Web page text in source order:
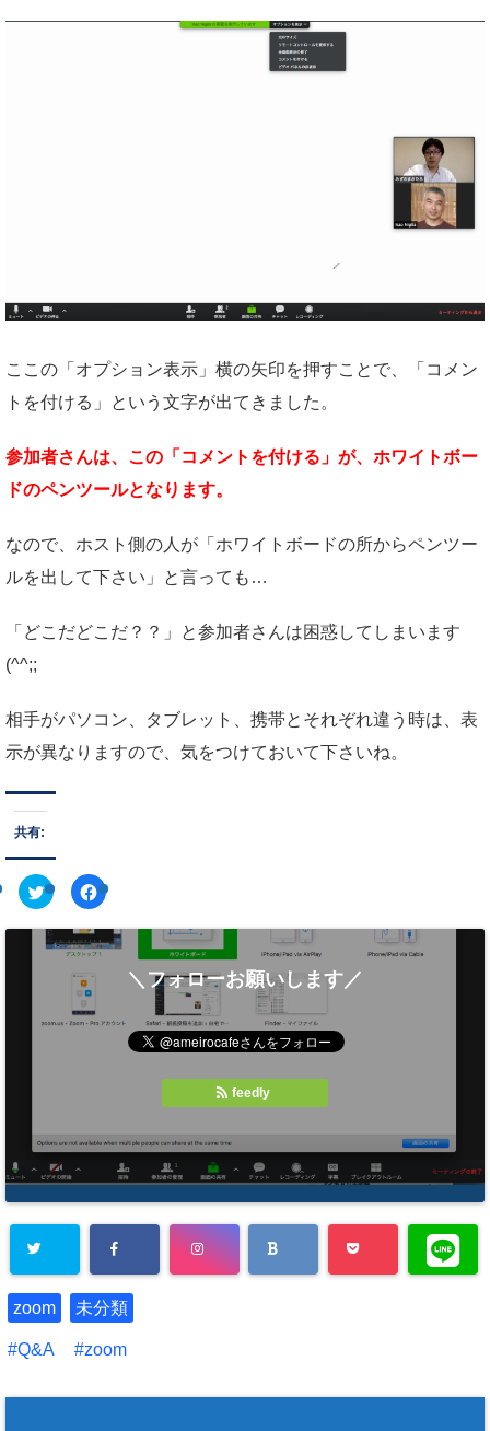
ここの「オプション表示」横の矢印を押すことで、「コメン
トを付ける」という文字が出てきました。
参加者さんは、この「コメントを付ける」が、ホワイトボー
ドのペンツールとなります。
なので、ホスト側の人が「ホワイトボードの所からペンツー
ルを出して下さい」と言っても…
「どこだどこだ？？」と参加者さんは困惑してしまいます
(^^;;
相手がパソコン、タブレット、携帯とそれぞれ違う時は、表
示が異なりますので、気をつけておいて下さいね。
共有:
ク
リ
ク
し
て
t
い
ウ
ィ
ン
ド
ウ
開
)
F
a
e
b
o
有
し
て
さ
い
新
し
い
ィ
ン
ド
ウ
開
き
)
＼フォローお願いします／
feedly
zoom 未分類
Q&A zoom